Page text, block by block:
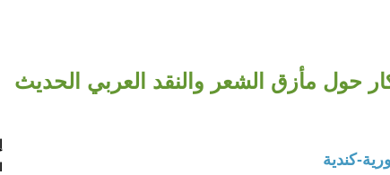
حول مأزق الشعر والنقد العربي الحديث
كندية